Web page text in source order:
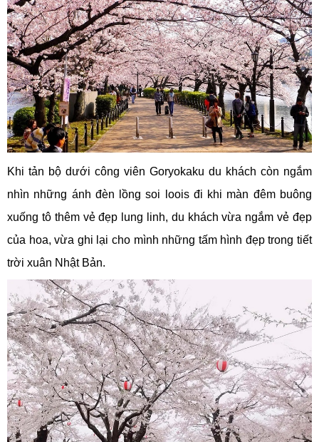
Khi tản bộ dưới công viên Goryokaku du khách còn ngắm
nhìn những ánh đèn lồng soi loois đi khi màn đêm buông
xuống tô thêm vẻ đẹp lung linh, du khách vừa ngắm vẻ đẹp
của hoa, vừa ghi lại cho mình những tấm hình đẹp trong tiết
trời xuân Nhật Bản.